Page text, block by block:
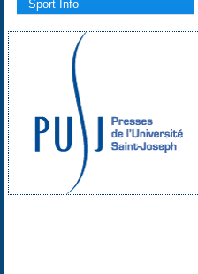
Sport Info